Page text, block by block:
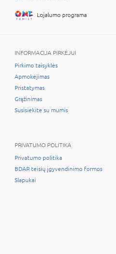
Lojalumo programa
INFORMACIJA PIRKĖJUI
Pirkimo taisyklės
Apmokėjimas
Pristatymas
Grąžinimas
Susisiekite su mumis
PRIVATUMO POLITIKA
Privatumo politika
BDAR teisių įgyvendinimo formos
Slapukai